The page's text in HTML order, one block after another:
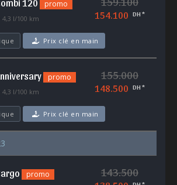
120 promo
4,3 l/100 km 154.100 DH *
Prix clé en main
promo
4,3 l/100 km
155.000
148.500 DH *
Prix clé en main
promo 143.500